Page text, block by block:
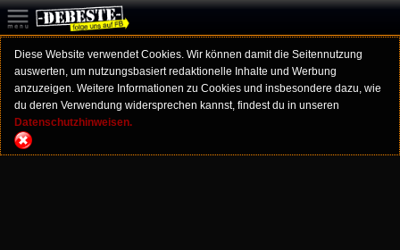
Diese Website verwendet Cookies. Wir können damit die Seitennutzung
auswerten, um nutzungsbasiert redaktionelle Inhalte und Werbung
anzuzeigen. Weitere Informationen zu Cookies und insbesondere dazu, wie
du deren Verwendung widersprechen kannst, findest du in unseren
Datenschutzhinweisen.